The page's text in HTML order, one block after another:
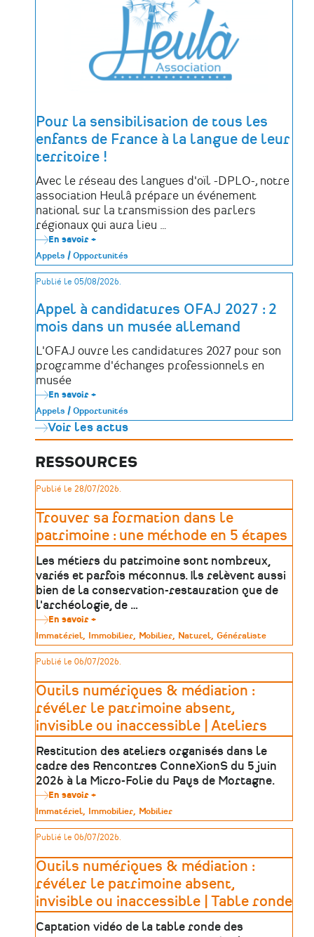
déportés
politiques
Mayenne
Pour la sensibilisation de tous les
enfants de France à la langue de leur
territoire !
Avec le réseau des langues d'oïl -DPLO-, notre
association Heulâ prépare un événement
national sur la transmission des parlers
régionaux qui aura lieu …
En savoir +
la
sensibilisation
de
enfants
de
la
langue
!
Appels / Opportunités
Publié le 05/08/2026.
Appel à candidatures OFAJ 2027 : 2
mois dans un musée allemand
L'OFAJ ouvre les candidatures 2027 pour son
programme d'échanges professionnels en
musée
En savoir +
Appel
à
candidatures
OFAJ
:
2
mois
dans
musée
allemand
Appels / Opportunités
Voir les actus
RESSOURCES
Publié le 28/07/2026.
Trouver sa formation dans le
patrimoine : une méthode en 5 étapes
Les métiers du patrimoine sont nombreux,
variés et parfois méconnus. Ils relèvent aussi
bien de la conservation-restauration que de
l'archéologie, de …
En savoir +
Trouver
sa
formation
dans
patrimoine
:
une
méthode
en
5
étapes
Type
de
patrimoine
Immatériel Immobilier Mobilier Naturel Généraliste
Publié le 06/07/2026.
Outils numériques & médiation :
révéler le patrimoine absent,
invisible ou inaccessible | Ateliers
Restitution des ateliers organisés dans le
cadre des Rencontres ConneXionS du 5 juin
2026 à la Micro-Folie du Pays de Mortagne.
En savoir +
Outils
numériques
&
médiation
révéler
le
patrimoine
absent,
invisible
ou
inaccessible
|
Type
de
patrimoine
Immatériel Immobilier Mobilier
Publié le 06/07/2026.
Outils numériques & médiation :
révéler le patrimoine absent,
invisible ou inaccessible | Table ronde
Captation vidéo de la table ronde des